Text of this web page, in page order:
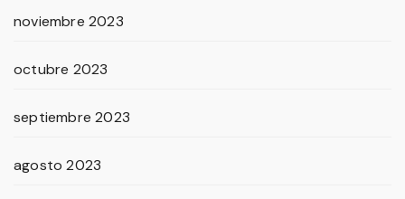
noviembre 2023
octubre 2023
septiembre 2023
agosto 2023